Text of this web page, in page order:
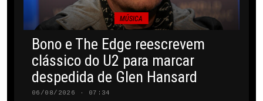
MÚSICA
Bono e The Edge reescrevem
clássico do U2 para marcar
despedida de Glen Hansard
06/08/2026 · 07:34